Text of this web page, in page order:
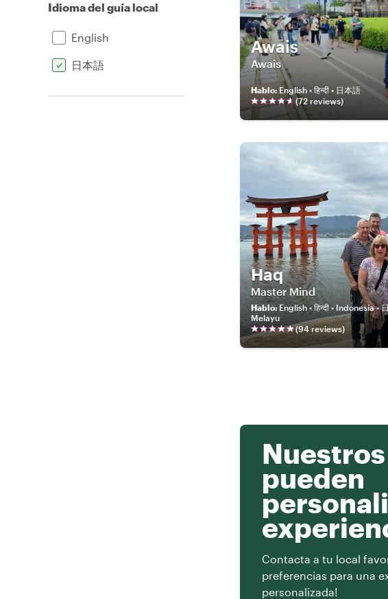
Idioma del guía local
English
日本語
Awais
Awais
Hablo: English • हिन्दी • 日本語
(72 reviews)
Haq
Master Mind
Hablo:English • हिन्दी • Indonesia •
Melayu
(94reviews)
pueden
Contacta a tu local
preferencias para una
personalizada!